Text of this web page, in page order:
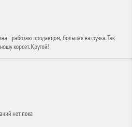
- работаю продавцом, большая нагрузка. Так
корсет. Крутой!
нет пока